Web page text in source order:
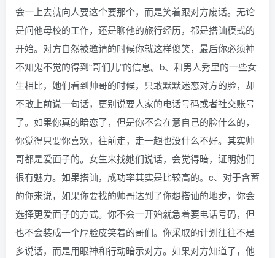
会一上去就向人要这个要那个，而是笑着跟对方废话。无论
是问他母校的工作，还是聊他的旅行经历，都是搭讪模式的
开始。对方自然被邀请的时候你就这样傻笑，最后你必须神
不知鬼不觉的得到“哥们儿”的信息。b、和男人秀里的一些女
生相比，她们看到帅哥的时候，只敢默默迷恋对方的脸，却
不敢上前说一句话，更别说要人家的电话号码或者社交账号
了。如果你真的暗恋了，但是你不会在意自己的脸什么的，
你觉得只要你喜欢，往前走，走一趟也没什么不好。其实帅
哥都是爱面子的。女生来找她们说话，会觉得暗，证明她们
很有魅力。如果搭讪，成功率其实是比较高的。c、对于含蓄
的你来说，如果你要找的帅哥达到了你想搭讪的地步，你会
选择更爱面子的方式。你不会一开始就急着要电话号码，但
也不会装成一个厚脸皮笑着的哥们。你采取的计划往往不是
多说话，而是用眼神和行动暗示对方。如果对方知道了，他